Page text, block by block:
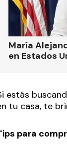
María
en Estados
estás
tu casa, te
para